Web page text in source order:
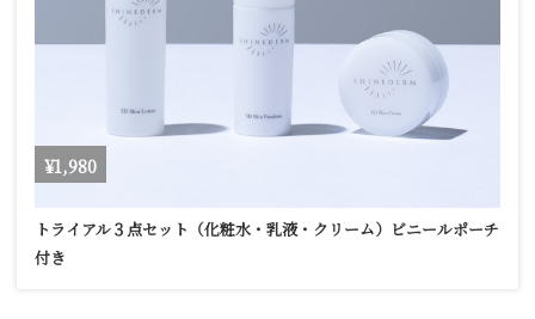
¥1,980
トライアル３点セット（化粧水・乳液・クリーム）ビニールポーチ
付き